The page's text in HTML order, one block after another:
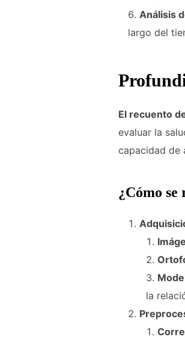
Análisis
largo del
El recuento
evaluar la
capacidad de
¿Cómo se
la